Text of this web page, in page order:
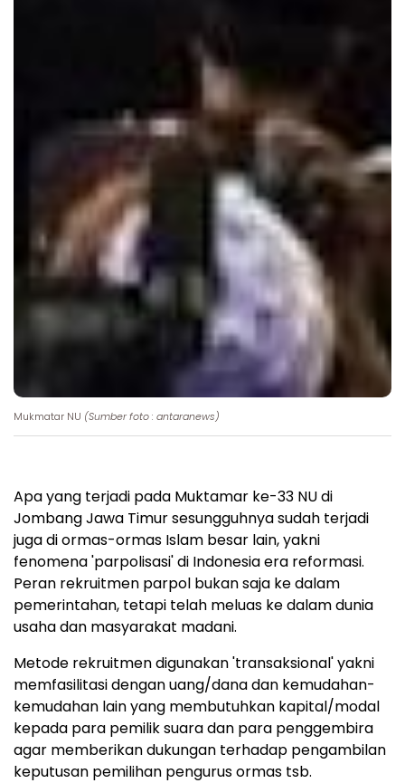
Mukmatar NU (Sumber foto : antaranews)
Apa yang terjadi pada Muktamar ke-33 NU di
Jombang Jawa Timur sesungguhnya sudah terjadi
juga di ormas-ormas Islam besar lain, yakni
fenomena 'parpolisasi' di Indonesia era reformasi.
Peran rekruitmen parpol bukan saja ke dalam
pemerintahan, tetapi telah meluas ke dalam dunia
usaha dan masyarakat madani.
Metode rekruitmen digunakan 'transaksional' yakni
memfasilitasi dengan uang/dana dan kemudahan-
kemudahan lain yang membutuhkan kapital/modal
kepada para pemilik suara dan para penggembira
agar memberikan dukungan terhadap pengambilan
keputusan pemilihan pengurus ormas tsb.